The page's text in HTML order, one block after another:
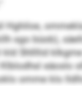
sgo büob),
Shllllid
eäoslo
omme klo